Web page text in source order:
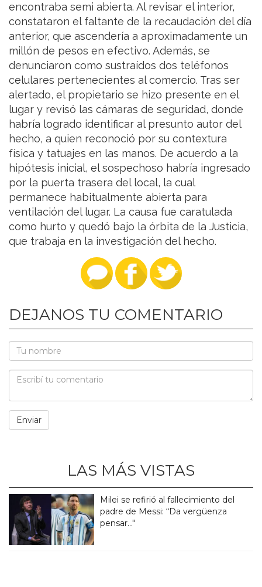
encontraba semi abierta. Al revisar el interior,
constataron el faltante de la recaudación del día
anterior, que ascendería a aproximadamente un
millón de pesos en efectivo. Además, se
denunciaron como sustraídos dos teléfonos
celulares pertenecientes al comercio. Tras ser
alertado, el propietario se hizo presente en el
lugar y revisó las cámaras de seguridad, donde
habría logrado identificar al presunto autor del
hecho, a quien reconoció por su contextura
física y tatuajes en las manos. De acuerdo a la
hipótesis inicial, el sospechoso habría ingresado
por la puerta trasera del local, la cual
permanece habitualmente abierta para
ventilación del lugar. La causa fue caratulada
como hurto y quedó bajo la órbita de la Justicia,
que trabaja en la investigación del hecho.
DEJANOS TU COMENTARIO
LAS MÁS VISTAS
Milei se refirió al fallecimiento del
padre de Messi: “Da vergüenza
pensar..."